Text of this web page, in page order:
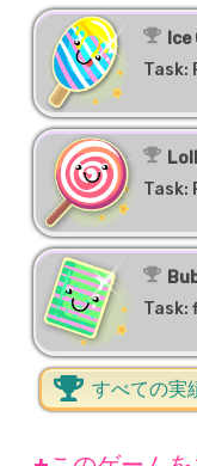
Task:
Task:
Task:
すべての実